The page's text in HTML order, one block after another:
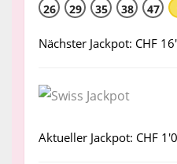
26 29 35 38 47
Nächster Jackpot: CHF
Aktueller Jackpot: CHF